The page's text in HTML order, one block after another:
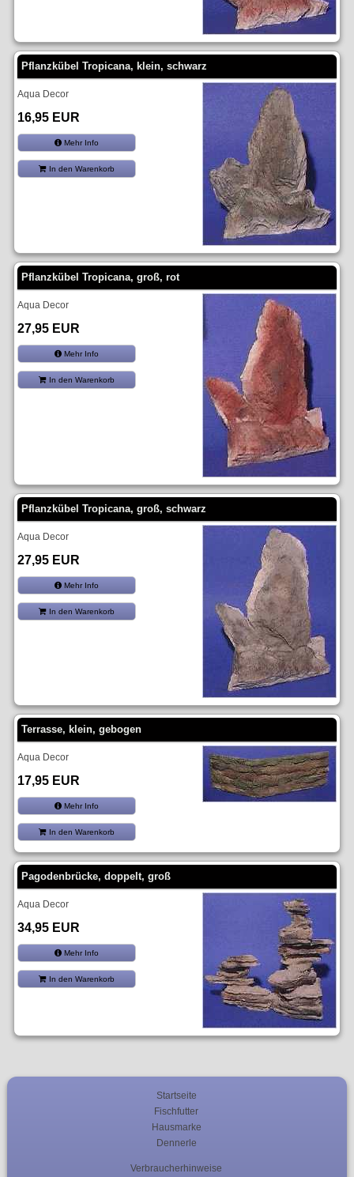
Pflanzkübel Tropicana, klein, schwarz
Aqua Decor
16,95 EUR
Mehr Info
In den Warenkorb
Pflanzkübel Tropicana, groß, rot
Aqua Decor
27,95 EUR
Mehr Info
In den Warenkorb
Pflanzkübel Tropicana, groß, schwarz
Aqua Decor
27,95 EUR
Mehr Info
In den Warenkorb
Terrasse, klein, gebogen
Aqua Decor
17,95 EUR
Mehr Info
In den Warenkorb
Pagodenbrücke, doppelt, groß
Aqua Decor
34,95 EUR
Mehr Info
In den Warenkorb
Startseite
Fischfutter
Hausmarke
Dennerle
Verbraucherhinweise